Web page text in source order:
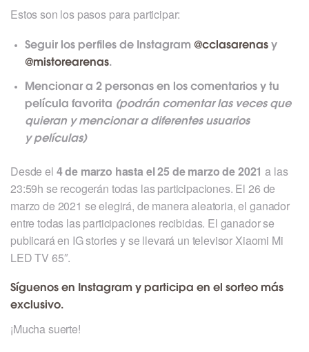
Estos son los pasos para participar:
Seguir los perfiles de Instagram @cclasarenasy
@mistorearenas.
Mencionar a 2 personas en los comentarios y tu
película favorita (podrán comentar las veces que
quieran y mencionar a diferentes usuarios
ypelículas)
Desde el 4 de marzo hasta el 25 de marzo de 2021 a las
23:59h se recogerán todas las participaciones. El 26 de
marzo de 2021 se elegirá, de manera aleatoria, el ganador
entre todas las participaciones recibidas. El ganador se
publicará en IG stories y se llevará un televisor Xiaomi Mi
LED TV 65″.
Síguenos en Instagram y participa en el sorteo más
exclusivo.
¡Mucha suerte!